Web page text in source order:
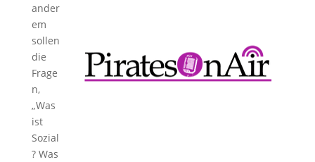
ander
em
sollen
die
Frage
n,
„Was
ist
Sozial
? Was